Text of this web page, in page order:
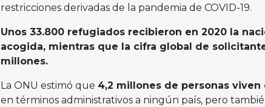
restricciones derivadas de la pandemia de COVID-19.
Unos 33.800 refugiados recibieron en 2020 la
acogida, mientras que la cifra global de
millones.
La ONU estimó que 4,2 millones de personas viven
en términos administrativos a ningún país, pero